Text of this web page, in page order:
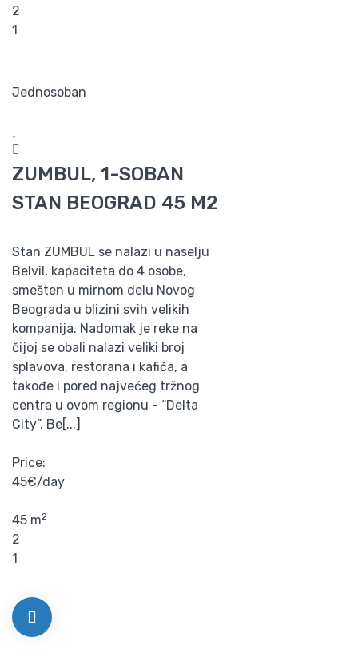
2
1
Jednosoban
ZUMBUL, 1-SOBAN
STAN BEOGRAD 45 M2
Stan ZUMBUL se nalazi u naselju
Belvil, kapaciteta do 4 osobe,
smešten u mirnom delu Novog
Beograda u blizini svih velikih
kompanija. Nadomak je reke na
čijoj se obali nalazi veliki broj
splavova, restorana i kafića, a
takođe i pored najvećeg tržnog
centra u ovom regionu - “Delta
City”. Be[...]
Price:
45€/day
45 m2
2
1